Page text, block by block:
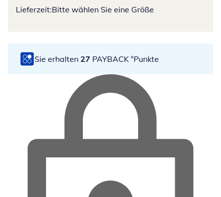
Lieferzeit:Bitte wählen Sie eine Größe
Sie erhalten 27 PAYBACK °Punkte